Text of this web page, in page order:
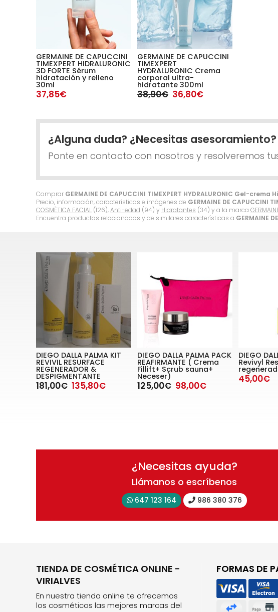
Comprar GERMAINE DE CAPUCCINI TIMEXPERT HYDRALURONIC Gel-
Precio, información, características e imágenes de GERMAINE DE CAPUCCINI
COSMÈTICA FACIAL (126),Anti-edad (94) y Hidratantes (34) y a la marca
Encuentra productos relacionados y de similares características a GERMAINE
GERMAINE DE CAPUCCINI
TIMEXPERT HIDRALURONIC
3D FORTE Sérum
hidratación y relleno
30ml
37,85€
GERMAINE DE CAPUCCINI
TIMEXPERT
HYDRALURONIC Crema
corporal ultra-
hidratante 300ml
38,90€ 36,80€
¿Alguna duda? ¿Necesitas asesoramiento?
Ponte en contacto con nosotros y resolveremos
DIEGO DALLA PALMA KIT
REVIVIL RESURFACE
REGENERADOR &
DESPIGMENTANTE
181,00€ 135,80€
DIEGO DALLA PALMA PACK
REAFIRMANTE ( Crema
Fillift+ Scrub sauna+
Neceser)
125,00€ 98,00€
DIEGO
Revivyl
45,00€
¿Necesitas ayuda?
Llámanos o escríbenos
647 123 164 986 380 376
TIENDA DE COSMÉTICA ONLINE -
VIRIALVES
En nuestra tienda online te ofrecemos
los cosméticos las mejores marcas del
FORMAS DE